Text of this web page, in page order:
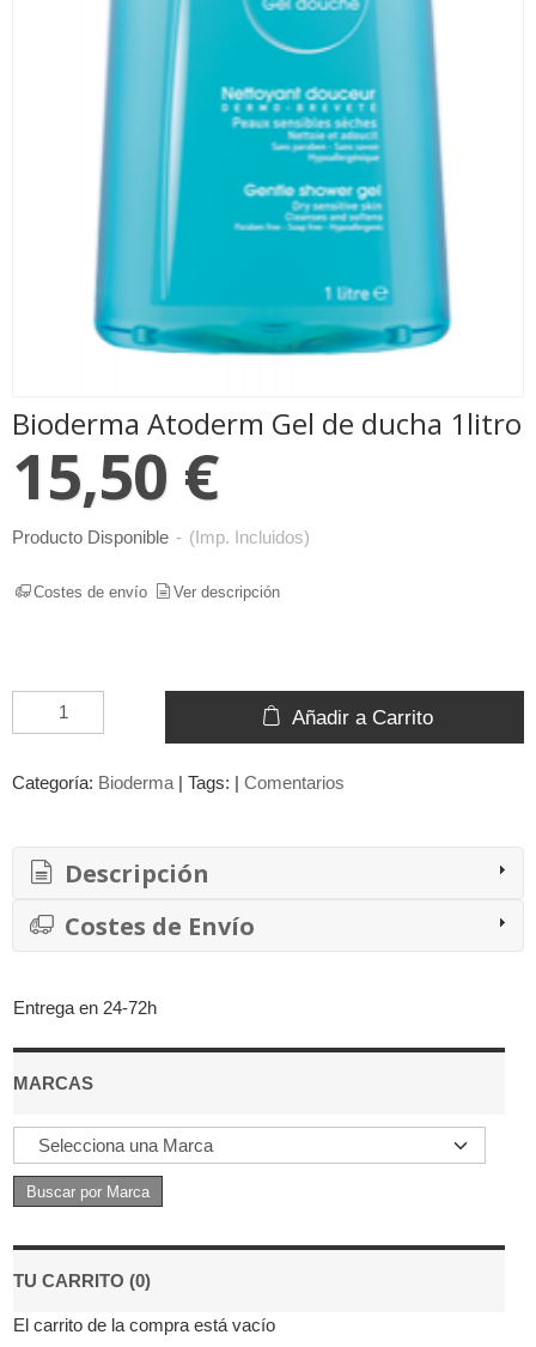
Entrega en 24-72h
MARCAS
TU CARRITO (0)
El carrito de la compra está vacío
Bioderma ​Atoderm Gel de ducha 1litro
15,50 €
Producto Disponible - (Imp. Incluidos)
Costes de envío Ver descripción
Añadir a Carrito
Categoría: Bioderma | Tags: | Comentarios
Descripción
Costes de Envío